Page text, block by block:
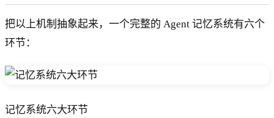
把以上机制抽象起来，一个完整的 Agent 记忆系统有六个
环节：
记忆系统六大环节